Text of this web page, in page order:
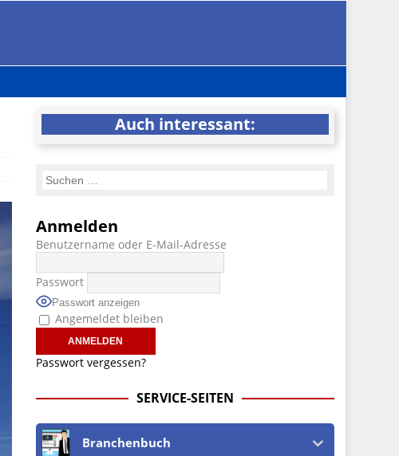
Auch interessant:
Anmelden
Benutzername oder E-Mail-Adresse
Passwort
Passwort anzeigen
Angemeldet bleiben
Passwort vergessen?
SERVICE-SEITEN
Branchenbuch